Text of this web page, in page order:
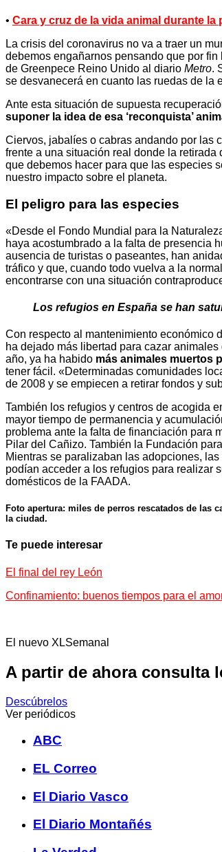
• Cara y cruz de la vida animal durante la
La crisis del coronavirus no va a traer un
debemos engañarnos pensando que por
de Greenpece Reino Unido al diario Metro.
se desvanecerá en cuanto las ruedas de la
Ante esta situación de supuesta
suponer la idea de esa ‘reconquista’
Ciervos, jabalíes o cabras andando por las
frente a una situación real donde la
que debemos hacer para que las especies
nuestro impacto sobre el planeta.
El peligro para las especies
«Desde el Fondo Mundial para la
haya acostumbrado a la falta de presencia
ausencia de turistas o paseantes, han
tráfico y que, cuando todo vuelva a la
encontrarse con una situación
Los refugios en España se han
Con respecto al mantenimiento económico
ha dejado más libertad para cazar
año, ya ha habido más animales muertos
tener fácil. «Determinadas comunidades
de 2008 y se empiecen a retirar fondos y
También los refugios y centros de acogida
mayor tiempo de permanencia y
problema ante la falta de financiación para
Pilar del Cañizo. También la Fundación
Mientras se paralizaban las adopciones,
podían acceder a los refugios para realizar
domésticos de la FAADA.
Foto apertura: miles de perros rescatados de las
la ciudad.
Te puede interesar
El final del rey León
Confinamiento: buenos tiempos para el
El nuevo XLSemanal
A partir de ahora consulta
Descúbrelos
Ver periódicos
ABC
EL Correo
El Diario Vasco
El Diario Montañés